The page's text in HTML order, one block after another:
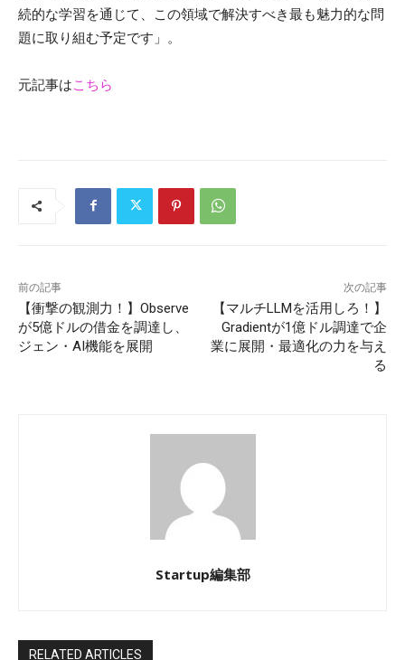
続的な学習を通じて、この領域で解決すべき最も魅力的な問
題に取り組む予定です」。
元記事はこちら
前の記事
【衝撃の観測力！】Observe
が5億ドルの借金を調達し、
ジェン・AI機能を展開
次の記事
【マルチLLMを活用しろ！】
Gradientが1億ドル調達で企
業に展開・最適化の力を与え
る
Startup編集部
RELATED ARTICLES